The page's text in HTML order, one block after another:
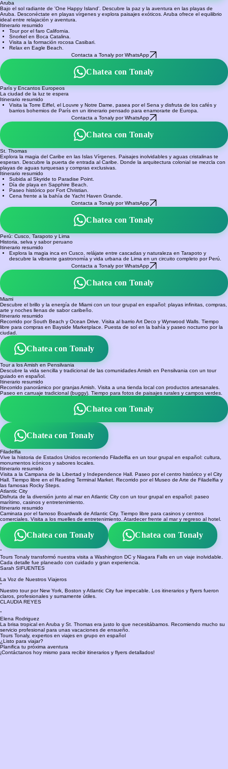
Aruba
Bajo el sol radiante de 'One Happy Island'. Descubre la paz y la aventura en las playas de
Aruba. Desconéctate en playas vírgenes y explora paisajes exóticos. Aruba ofrece el equilibrio
ideal entre relajación y aventura.
Itinerario resumido
Tour por el faro California.
Snorkel en Boca Catalina.
Visita a la formación rocosa Casibari.
Relax en Eagle Beach.
Contacta a Tonaly por WhatsApp
París y Encantos Europeos
La ciudad de la luz te espera
Itinerario resumido
Visita la Torre Eiffel, el Louvre y Notre Dame, pasea por el Sena y disfruta de los cafés y
barrios bohemios de París en un itinerario pensado para enamorarte de Europa.
Contacta a Tonaly por WhatsApp
St. Thomas
Explora la magia del Caribe en las Islas Vírgenes. Paisajes inolvidables y aguas cristalinas te
esperan. Descubre la puerta de entrada al Caribe. Donde la arquitectura colonial se mezcla con
playas de aguas turquesas y compras exclusivas.
Itinerario resumido
Subida al Skyride to Paradise Point.
Día de playa en Sapphire Beach.
Paseo histórico por Fort Christian.
Cena frente a la bahía de Yacht Haven Grande.
Contacta a Tonaly por WhatsApp
Perú: Cusco, Tarapoto y Lima
Historia, selva y sabor peruano
Itinerario resumido
Explora la magia inca en Cusco, relájate entre cascadas y naturaleza en Tarapoto y
descubre la vibrante gastronomía y vida urbana de Lima en un circuito completo por Perú.
Contacta a Tonaly por WhatsApp
Miami
Descubre el brillo y la energía de Miami con un tour grupal en español: playas infinitas, compras,
arte y noches llenas de sabor caribeño.
Itinerario resumido
Recorrido por South Beach y Ocean Drive. Visita al barrio Art Deco y Wynwood Walls. Tiempo
libre para compras en Bayside Marketplace. Puesta de sol en la bahía y paseo nocturno por la
ciudad.
Tour a los Amish en Pensilvania
Descubre la vida sencilla y tradicional de las comunidades Amish en Pensilvania con un tour
guiado en español.
Itinerario resumido
Recorrido panorámico por granjas Amish. Visita a una tienda local con productos artesanales.
Paseo en carruaje tradicional (buggy). Tiempo para fotos de paisajes rurales y campos verdes.
Filadelfia
Vive la historia de Estados Unidos recorriendo Filadelfia en un tour grupal en español: cultura,
monumentos icónicos y sabores locales.
Itinerario resumido
Visita a la Campana de la Libertad y Independence Hall. Paseo por el centro histórico y el City
Hall. Tiempo libre en el Reading Terminal Market. Recorrido por el Museo de Arte de Filadelfia y
las famosas Rocky Steps.
Atlantic City
Disfruta de la diversión junto al mar en Atlantic City con un tour grupal en español: paseo
marítimo, casinos y entretenimiento.
Itinerario resumido
Caminata por el famoso Boardwalk de Atlantic City. Tiempo libre para casinos y centros
comerciales. Visita a los muelles de entretenimiento. Atardecer frente al mar y regreso al hotel.
“
Tours Tonaly transformó nuestra visita a Washington DC y Niagara Falls en un viaje inolvidable.
Sarah SIFUENTES
La Voz de Nuestros Viajeros
“
Nuestro tour por New York, Boston y Atlantic City fue impecable. Los itinerarios y flyers fueron
CLAUDIA REYES
“
Elena Rodriguez
La brisa tropical en Aruba y St. Thomas era justo lo que necesitábamos. Recomiendo mucho su
servicio profesional para unas vacaciones de ensueño.
Tours Tonaly, expertos en viajes en grupo en español
¿Listo para viajar?
Planifica tu próxima aventura